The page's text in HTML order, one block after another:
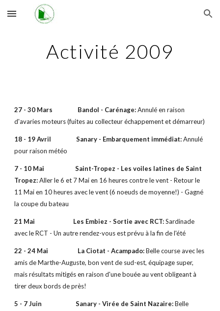
Skip to main content Skip to navigation
Activité 2009
27 - 30 Mars Bandol - Carénage:Annulé en raison
d'avaries moteurs (fuites au collecteur échappement et démarreur)
18 - 19 Avril Sanary - Embarquement immédiat:Annulé
pour raison météo
7 - 10 Mai Saint-Tropez - Les voiles latines de Saint
Tropez:Aller le 6 et 7 Mai en 16 heures contre le vent - Retour le
11 Mai en 10 heures avec le vent (6 noeuds de moyenne!) - Gagné
la coupe du bateau
21 Mai Les Embiez - Sortie avec RCT:Sardinade
avec le RCT - Un autre rendez-vous est prévu à la fin de l'été
22 - 24 Mai La Ciotat - Acampado:Belle course avec les
amis de Marthe-Auguste, bon vent de sud-est, équipage super,
mais résultats mitigés en raison d'une bouée au vent obligeant à
tirer deux bords de près!
5 - 7 Juin Sanary - Virée de Saint Nazaire:Belle